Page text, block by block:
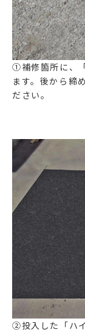
①補修箇所に、
ます。後から締
ださい。
②投入した「ハ